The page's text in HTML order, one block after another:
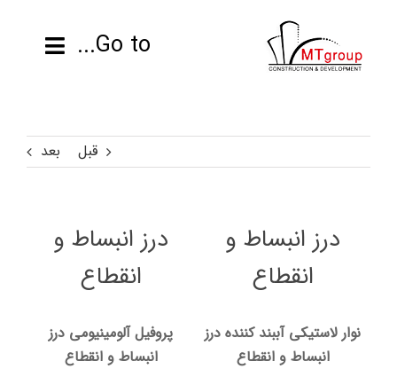
Go to...
محصولات
اطلاعات فنی
تماس با ما
قبل بعد
درز انبساط و
انقطاع
نوار لاستیکی آببند کننده درز
انبساط و انقطاع
درز انبساط و
انقطاع
پروفیل آلومینیومی درز
انبساط و انقطاع